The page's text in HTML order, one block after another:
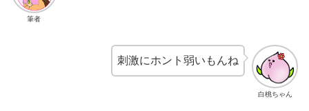
筆者
白桃ちゃん
刺激にホント弱いもんね